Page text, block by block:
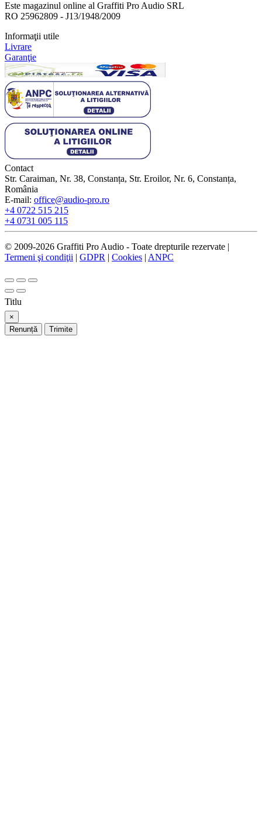
Este magazinul online al Graffiti Pro Audio SRL
RO 25962809 - J13/1948/2009
Informaţii utile
Livrare
Garanţie
Contact
Str. Caraiman, Nr. 38, Constanța, Str. Eroilor, Nr. 6, Constanța,
România
E-mail: office@audio-pro.ro
+4 0722 515 215
+4 0731 005 115
© 2009-2026 Graffiti Pro Audio - Toate drepturile rezervate |
Termeni şi condiţii | GDPR | Cookies | ANPC
Titlu
×
Renunță